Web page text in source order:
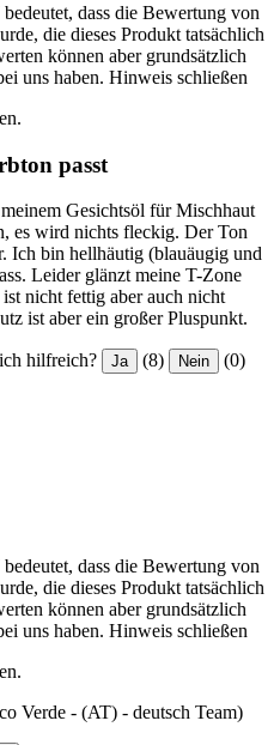
dass die Bewertung von
die dieses Produkt tatsächlich
können aber grundsätzlich
uns haben. Hinweis schließen
passt
Gesichtsöl für Mischhaut
es wird nichts fleckig. Der Ton
Ich bin hellhäutig (blauäugig und
Leider glänzt meine T-Zone
nicht fettig aber auch nicht
ist aber ein großer Pluspunkt.
hilfreich? Ja (8) Nein (0)
dass die Bewertung von
die dieses Produkt tatsächlich
können aber grundsätzlich
uns haben. Hinweis schließen
Verde - (AT) - deutsch Team)